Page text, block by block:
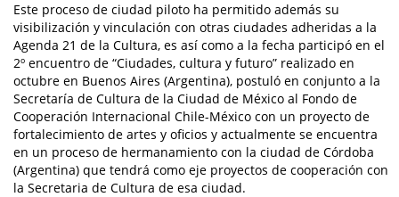
Este proceso de ciudad piloto ha permitido además su
visibilización y vinculación con otras ciudades adheridas a la
Agenda 21 de la Cultura, es así como a la fecha participó en el
2º encuentro de “Ciudades, cultura y futuro” realizado en
octubre en Buenos Aires (Argentina), postuló en conjunto a la
Secretaría de Cultura de la Ciudad de México al Fondo de
Cooperación Internacional Chile-México con un proyecto de
fortalecimiento de artes y oficios y actualmente se encuentra
en un proceso de hermanamiento con la ciudad de Córdoba
(Argentina) que tendrá como eje proyectos de cooperación con
la Secretaria de Cultura de esa ciudad.